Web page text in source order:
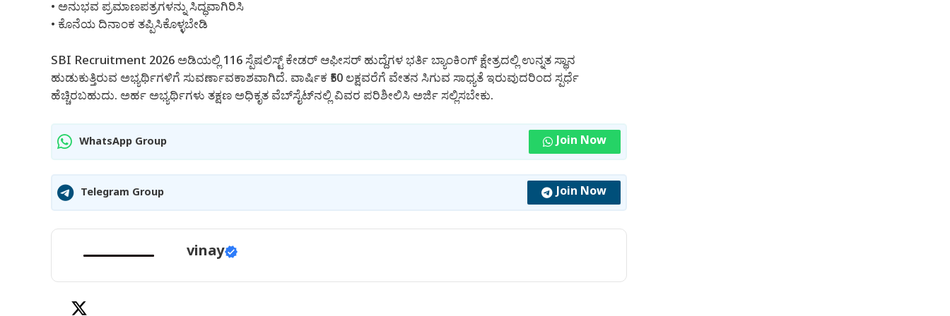
• ಅನುಭವ ಪ್ರಮಾಣಪತ್ರಗಳನ್ನು ಸಿದ್ಧವಾಗಿರಿಸಿ
• ಕೊನೆಯ ದಿನಾಂಕ ತಪ್ಪಿಸಿಕೊಳ್ಳಬೇಡಿ
SBI Recruitment 2026 ಅಡಿಯಲ್ಲಿ 116 ಸ್ಪೆಷಲಿಸ್ಟ್ ಕೇಡರ್ ಆಫೀಸರ್ ಹುದ್ದೆಗಳ ಭರ್ತಿ ಬ್ಯಾಂಕಿಂಗ್ ಕ್ಷೇತ್ರದಲ್ಲಿ ಉನ್ನತ ಸ್ಥಾನ
ಹುಡುಕುತ್ತಿರುವ ಅಭ್ಯರ್ಥಿಗಳಿಗೆ ಸುವರ್ಣಾವಕಾಶವಾಗಿದೆ. ವಾರ್ಷಿಕ ₹50 ಲಕ್ಷವರೆಗೆ ವೇತನ ಸಿಗುವ ಸಾಧ್ಯತೆ ಇರುವುದರಿಂದ ಸ್ಪರ್ಧೆ
ಹೆಚ್ಚಿರಬಹುದು. ಅರ್ಹ ಅಭ್ಯರ್ಥಿಗಳು ತಕ್ಷಣ ಅಧಿಕೃತ ವೆಬ್‌ಸೈಟ್‌ನಲ್ಲಿ ವಿವರ ಪರಿಶೀಲಿಸಿ ಅರ್ಜಿ ಸಲ್ಲಿಸಬೇಕು.
WhatsApp Group Join Now
Telegram Group Join Now
vinay